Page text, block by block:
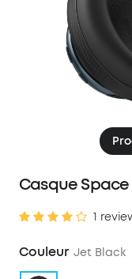
Casque
1
Couleur Jet Black